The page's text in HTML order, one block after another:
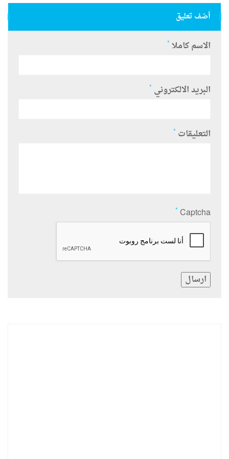
أضف تعليق
الاسم كاملا *
البريد الالكتروني *
التعليقات *
Captcha
*
ارسال